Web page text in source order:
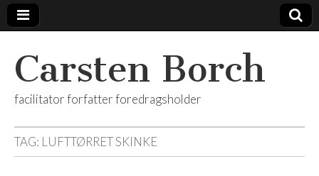
Carsten Borch
facilitator forfatter foredragsholder
TAG: LUFTTØRRET SKINKE